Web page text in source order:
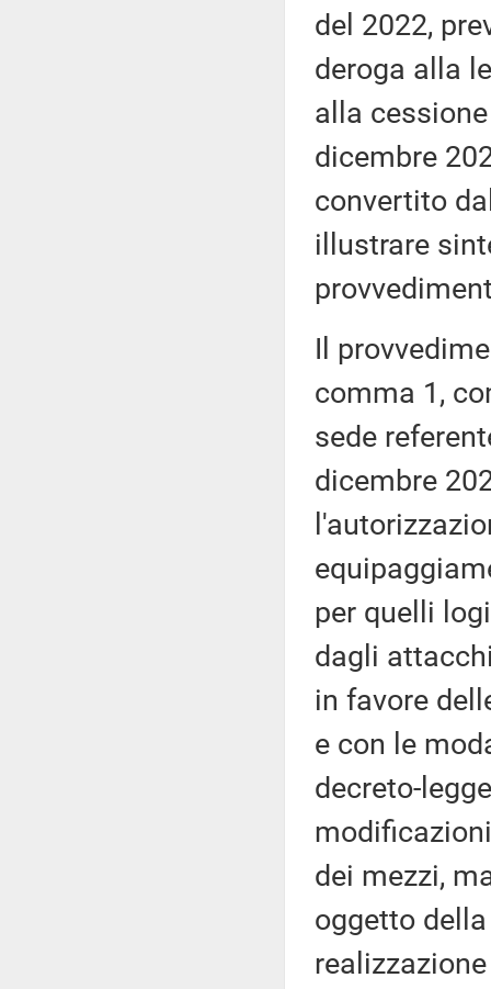
del 2022,
deroga alla
alla
dicembre
convertito
illustrare
Il
comma 1,
sede
dicembre
per quelli
dagli
in favore
e con le
decreto-
dei mezzi,
oggetto